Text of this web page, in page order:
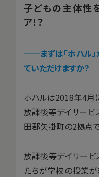
子どもの主体性
ア！？
——まずは「ホハル」
ていただけますか？
ホハルは2018年4月
放課後等デイサービ
田郡矢掛町の2拠点
放課後等デイサービ
たちが学校の授業